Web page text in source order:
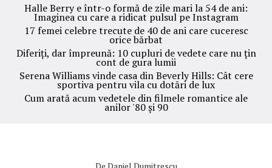
Halle Berry e într-o formă de zile mari la 54 de ani:
Imaginea cu care a ridicat pulsul pe Instagram
17 femei celebre trecute de 40 de ani care cuceresc
orice bărbat
Diferiți, dar împreună: 10 cupluri de vedete care nu țin
cont de gura lumii
Serena Williams vinde casa din Beverly Hills: Cât cere
sportiva pentru vila cu dotări de lux
Cum arată acum vedetele din filmele romantice ale
anilor '80 și 90